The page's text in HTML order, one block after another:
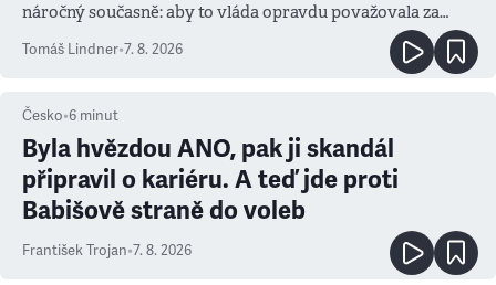
náročný současně: aby to vláda opravdu považovala za
prioritu
Tomáš Lindner•7. 8. 2026
Česko•6 minut
Byla hvězdou ANO, pak ji skandál
připravil o kariéru. A teď jde proti
Babišově straně do voleb
František Trojan•7. 8. 2026